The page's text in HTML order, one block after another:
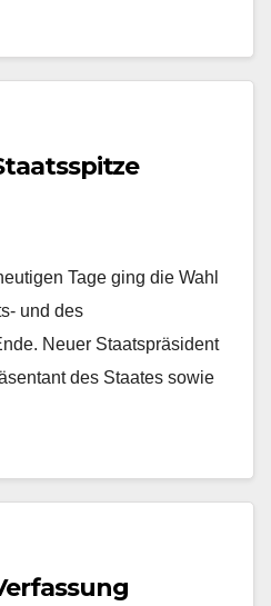
Tage ging die Wahl
und des
Neuer Staatspräsident
des Staates sowie